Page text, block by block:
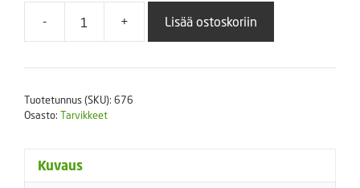
-
TYVEK-
220
+ Lisää ostoskoriin
Tuotetunnus (SKU): 676
Osasto: Tarvikkeet
Kuvaus